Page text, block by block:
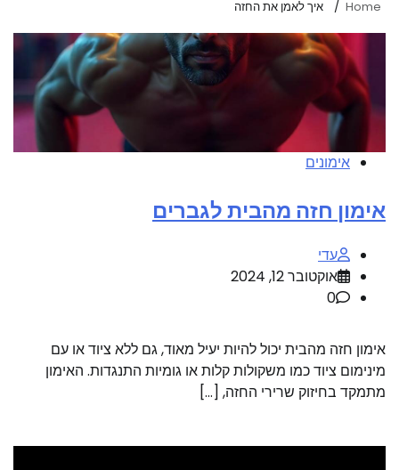
Home איך לאמן את החזה
אימונים
אימון חזה מהבית לגברים
עדי
אוקטובר 12, 2024
0
אימון חזה מהבית יכול להיות יעיל מאוד, גם ללא ציוד או עם
מינימום ציוד כמו משקולות קלות או גומיות התנגדות. האימון
מתמקד בחיזוק שרירי החזה, […]